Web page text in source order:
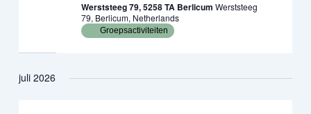
Werststeeg 79, 5258 TA Berlicum Werststeeg
79, Berlicum, Netherlands
Groepsactiviteiten
juli 2026